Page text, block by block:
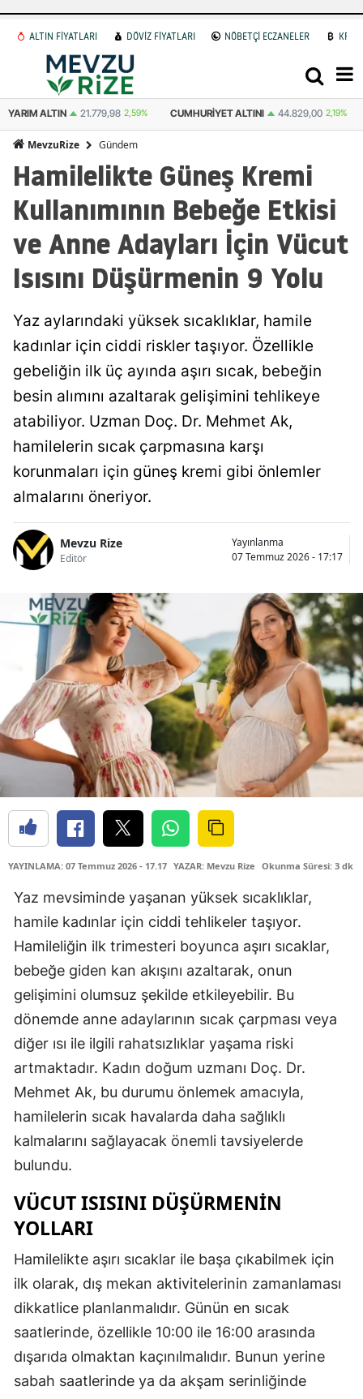
ALTIN FİYATLARI DÖVİZ FİYATLARI NÖBETÇİ ECZANELER
CUMHURIYET ALTINI 44.829,00 2,19% ATA ALTIN 44.531,00 2,59%
MevzuRize Gündem
Hamilelikte Güneş Kremi
Kullanımının Bebeğe Etkisi
ve Anne Adayları İçin Vücut
Isısını Düşürmenin 9 Yolu
Yaz aylarındaki yüksek sıcaklıklar, hamile
kadınlar için ciddi riskler taşıyor. Özellikle
gebeliğin ilk üç ayında aşırı sıcak, bebeğin
besin alımını azaltarak gelişimini tehlikeye
atabiliyor. Uzman Doç. Dr. Mehmet Ak,
hamilelerin sıcak çarpmasına karşı
korunmaları için güneş kremi gibi önlemler
almalarını öneriyor.
Mevzu Rize
Editör
Yayınlanma
07 Temmuz 2026 - 17:17
YAYINLAMA: 07 Temmuz 2026 - 17.17 YAZAR: Mevzu Rize Okunma Süresi: 3 dk
Yaz mevsiminde yaşanan yüksek sıcaklıklar,
hamile kadınlar için ciddi tehlikeler taşıyor.
Hamileliğin ilk trimesteri boyunca aşırı sıcaklar,
bebeğe giden kan akışını azaltarak, onun
gelişimini olumsuz şekilde etkileyebilir. Bu
dönemde anne adaylarının sıcak çarpması veya
diğer ısı ile ilgili rahatsızlıklar yaşama riski
artmaktadır. Kadın doğum uzmanı Doç. Dr.
Mehmet Ak, bu durumu önlemek amacıyla,
hamilelerin sıcak havalarda daha sağlıklı
kalmalarını sağlayacak önemli tavsiyelerde
bulundu.
VÜCUT ISISINI DÜŞÜRMENIN
YOLLARI
Hamilelikte aşırı sıcaklar ile başa çıkabilmek için
ilk olarak, dış mekan aktivitelerinin zamanlaması
dikkatlice planlanmalıdır. Günün en sıcak
saatlerinde, özellikle 10:00 ile 16:00 arasında
dışarıda olmaktan kaçınılmalıdır. Bunun yerine
sabah saatlerinde ya da akşam serinliğinde